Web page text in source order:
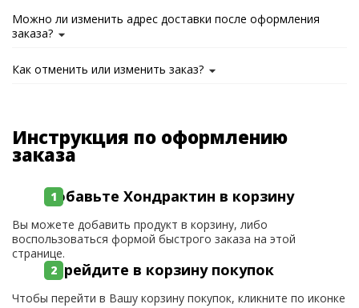
Можно ли изменить адрес доставки после оформления
заказа?
Как отменить или изменить заказ?
Инструкция по оформлению
заказа
Добавьте Хондрактин в корзину
Вы можете добавить продукт в корзину, либо
воспользоваться формой быстрого заказа на этой
странице.
Перейдите в корзину покупок
Чтобы перейти в Вашу корзину покупок, кликните по иконке